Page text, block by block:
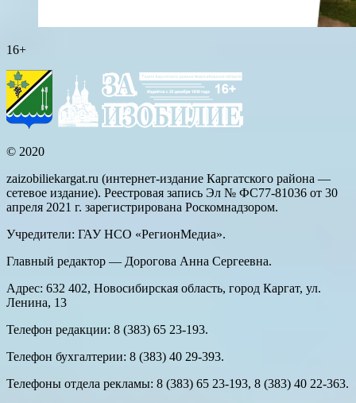
16+
© 2020
zaizobiliekargat.ru (интернет-издание Каргатского района —
сетевое издание). Реестровая запись Эл № ФС77-81036 от 30
апреля 2021 г. зарегистрирована Роскомнадзором.
Учредители: ГАУ НСО «РегионМедиа».
Главный редактор — Дорогова Анна Сергеевна.
Адрес: 632 402, Новосибирская область, город Каргат, ул.
Ленина, 13
Телефон редакции: 8 (383) 65 23-193.
Телефон бухгалтерии: 8 (383) 40 29-393.
Телефоны отдела рекламы: 8 (383) 65 23-193, 8 (383) 40 22-363.